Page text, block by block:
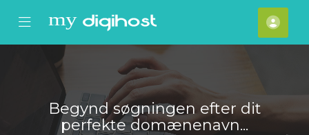
Mobile Menu
Mobile Menu
Begynd søgningen efter dit
perfekte domænenavn...